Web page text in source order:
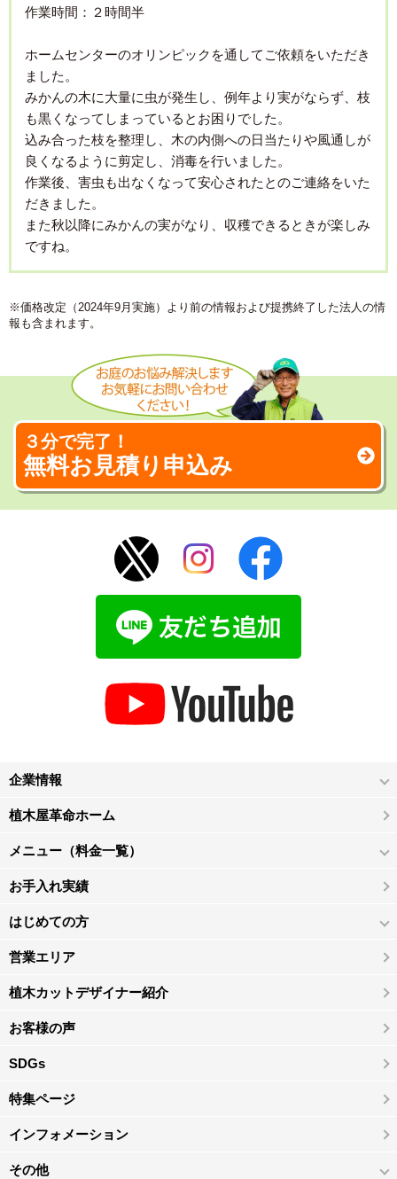
作業時間：２時間半
ホームセンターのオリンピックを通してご依頼をいただき
ました。
みかんの木に大量に虫が発生し、例年より実がならず、枝
も黒くなってしまっているとお困りでした。
込み合った枝を整理し、木の内側への日当たりや風通しが
良くなるように剪定し、消毒を行いました。
作業後、害虫も出なくなって安心されたとのご連絡をいた
だきました。
また秋以降にみかんの実がなり、収穫できるときが楽しみ
ですね。
※価格改定（2024年9月実施）より前の情報および提携終了した法人の情
報も含まれます。
３分で完了！
無料お見積り申込み
企業情報
植木屋革命ホーム
メニュー（料金一覧）
お手入れ実績
はじめての方
営業エリア
植木カットデザイナー紹介
お客様の声
SDGs
特集ページ
インフォメーション
その他